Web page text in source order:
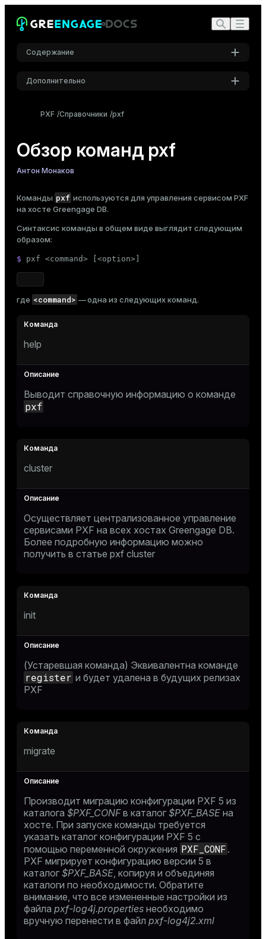
Содержание
Дополнительно
Размер шрифта
Средний
Темная Светлая Сепия
PXF Справочники pxf
Обзор команд pxf
Антон Монаков
Команды pxf используются для управления сервисом PXF
на хосте Greengage DB.
Синтаксис команды в общем виде выглядит следующим
образом:
$ pxf <command> [<option>]
где <command> — одна из следующих команд.
help
Выводит справочную информацию о команде
pxf
cluster
Осуществляет централизованное управление
сервисами PXF на всех хостах Greengage DB.
Более подробную информацию можно
получить в статье pxf cluster
init
(Устаревшая команда) Эквивалентна команде
register и будет удалена в будущих релизах
PXF
migrate
Производит миграцию конфигурации PXF 5 из
каталога $PXF_CONFв каталог $PXF_BASE на
хосте. При запуске команды требуется
указать каталог конфигурации PXF 5 с
помощью переменной окружения PXF_CONF .
PXF мигрирует конфигурацию версии 5 в
каталог $PXF_BASE, копируя и объединяя
каталоги по необходимости. Обратите
внимание, что все измененные настройки из
файла pxf-log4j.properties необходимо
вручную перенести в файл pxf-log4j2.xml